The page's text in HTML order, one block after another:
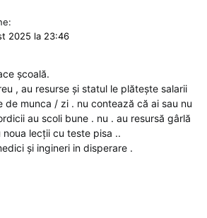
2025 la 23:46
școală.
, au resurse și statul le plătește salarii
de munca / zi . nu contează că ai sau nu
au scoli bune . nu . au resursă gârlă
noua lecții cu teste pisa ..
și ingineri in disperare .